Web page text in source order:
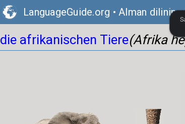
LanguageGuide.org • Alman dilinin
die afrikanischen Tiere(Afrika